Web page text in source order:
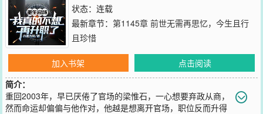
状态：连载
最新章节： 第1145章 前世无需再思忆，今生且行
且珍惜
加入书架
点击阅读
简介：
重回2003年，早已厌倦了官场的梁惟石，一心想要弃政从商，
然而命运却偏偏与他作对，他越是想离开官场，职位反而升得